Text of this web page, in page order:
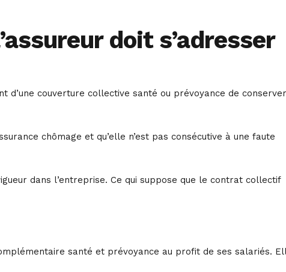
doit s’adresser
couverture collective santé ou prévoyance de conserver
chômage et qu’elle n’est pas consécutive à une faute
dans l’entreprise. Ce qui suppose que le contrat collectif
santé et prévoyance au profit de ses salariés.